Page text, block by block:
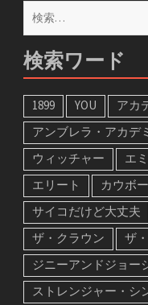
検
索:
検索ワード
1899 YOU アカ
アンブレラ・アカデ
ウィッチャー
エ
エリート
カウボ
サイコだけど大丈夫
ザ・クラウン
ザ
ジニーアンドジョー
ストレンジャー・シ